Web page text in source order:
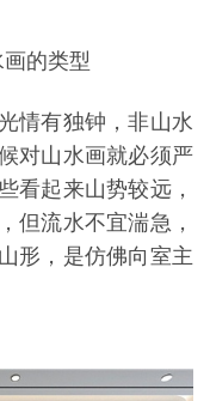
的类型
情有独钟，非山水
对山水画就必须严
看起来山势较远，
但流水不宜湍急，
形，是仿佛向室主